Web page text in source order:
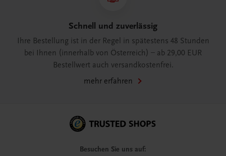
Schnell und zuverlässig
Ihre Bestellung ist in der Regel in spätestens 48 Stunden
bei Ihnen (innerhalb von Österreich) – ab 29,00 EUR
Bestellwert auch versandkostenfrei.
mehr erfahren
Besuchen Sie uns auf: